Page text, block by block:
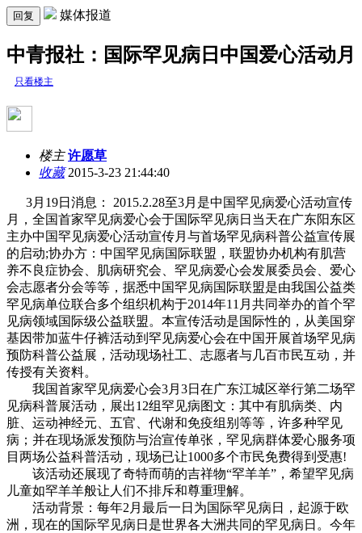
回复 媒体报道
中青报社：国际罕见病日中国爱心活动月
只看楼主
楼主 许愿草
收藏2015-3-23 21:44:40
3月19日消息： 2015.2.28至3月是中国罕见病爱心活动宣传
月，全国首家罕见病爱心会于国际罕见病日当天在广东阳东区
主办中国罕见病爱心活动宣传月与首场罕见病科普公益宣传展
的启动;协办方：中国罕见病国际联盟，联盟协办机构有肌营
养不良症协会、肌病研究会、罕见病爱心会发展委员会、爱心
会志愿者分会等等，据悉中国罕见病国际联盟是由我国公益类
罕见病单位联合多个组织机构于2014年11月共同举办的首个罕
见病领域国际级公益联盟。本宣传活动是国际性的，从美国穿
基因带加蓝牛仔裤活动到罕见病爱心会在中国开展首场罕见病
预防科普公益展，活动现场社工、志愿者与几百市民互动，并
传授有关资料。
我国首家罕见病爱心会3月3日在广东江城区举行第二场罕
见病科普展活动，展出12组罕见病图文：其中有肌病类、内
脏、运动神经元、五官、代谢和免疫组别等等，许多种罕见
病；并在现场派发预防与治宣传单张，罕见病群体爱心服务项
目两场公益科普活动，现场已让1000多个市民免费得到受惠!
该活动还展现了奇特而萌的吉祥物“罕羊羊”，希望罕见病
儿童如罕羊羊般让人们不排斥和尊重理解。
活动背景：每年2月最后一日为国际罕见病日，起源于欧
洲，现在的国际罕见病日是世界各大洲共同的罕见病日。今年